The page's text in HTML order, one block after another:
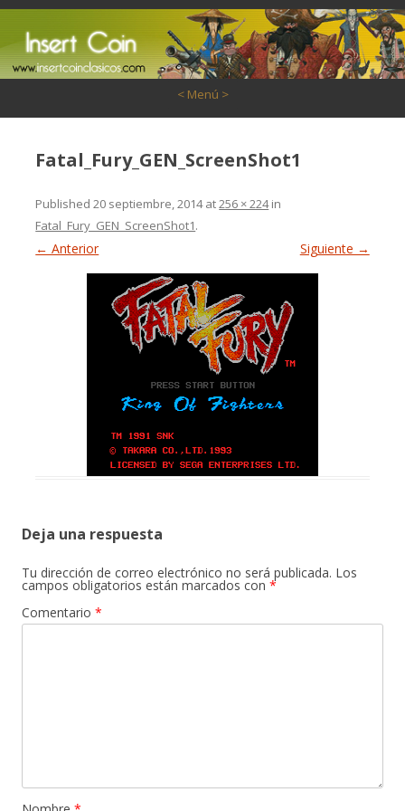
< Menú >
Fatal_Fury_GEN_ScreenShot1
Published20 septiembre, 2014at256 × 224in
Fatal_Fury_GEN_ScreenShot1.
← Anterior Siguiente →
Deja una respuesta
Tu dirección de correo electrónico no será publicada. Los
campos obligatorios están marcados con *
Comentario *